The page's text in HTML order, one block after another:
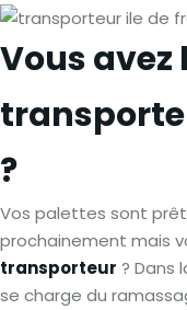
Vous avez
?
Vos palettes sont
prochainement mais
transporteur ? Dans
se charge du